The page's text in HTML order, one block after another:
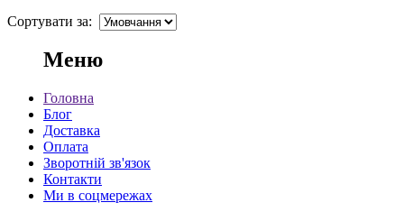
Сортувати за:
Меню
Головна
Блог
Доставка
Оплата
Зворотній зв'язок
Контакти
Ми в соцмережах